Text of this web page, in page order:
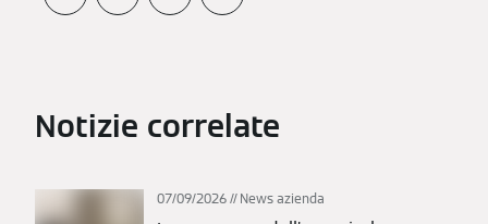
Notizie correlate
07/09/2026 News azienda